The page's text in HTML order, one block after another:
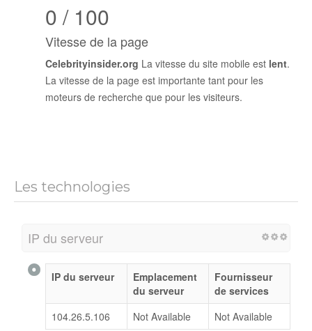
0 / 100
Vitesse de la page
Celebrityinsider.org La vitesse du site mobile est lent.
La vitesse de la page est importante tant pour les
moteurs de recherche que pour les visiteurs.
Les technologies
IP du serveur
IP du serveur
Emplacement
du serveur
Fournisseur
de services
104.26.5.106
Not Available Not Available